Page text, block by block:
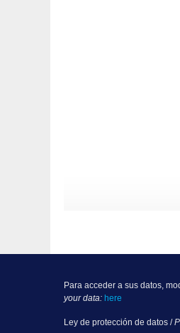
Para acceder a sus datos,
your data: here
Ley de protección de datos /